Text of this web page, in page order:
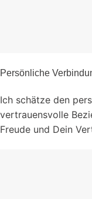
Persönliche
Ich schätze den
vertrauensvolle
Freude und Dein